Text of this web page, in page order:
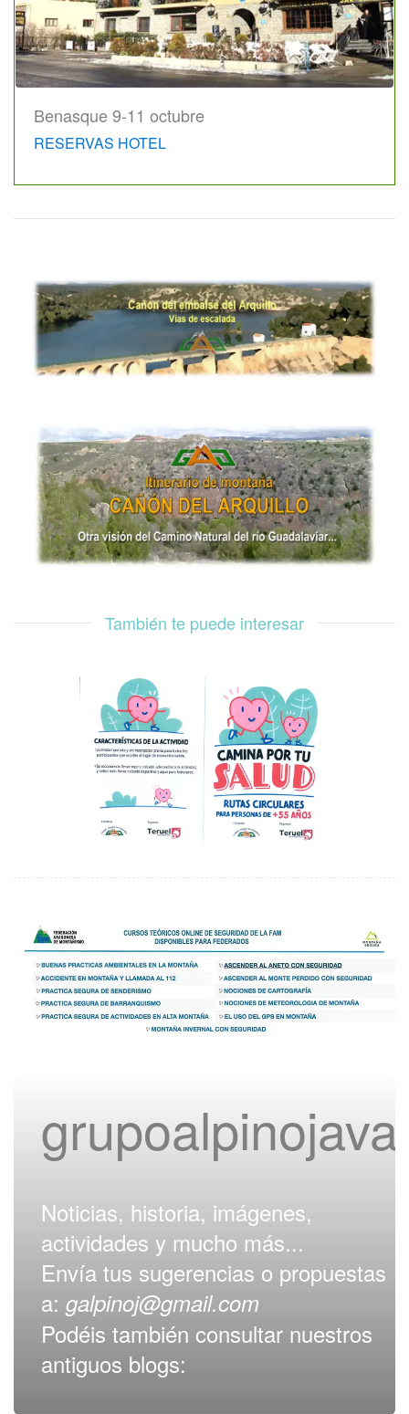
Benasque 9-11 octubre
RESERVAS HOTEL
También te puede interesar
Noticias, historia, imágenes,
actividades y mucho más...
Envía tus sugerencias o propuestas
a: galpinoj@gmail.com
Podéis también consultar nuestros
antiguos blogs: